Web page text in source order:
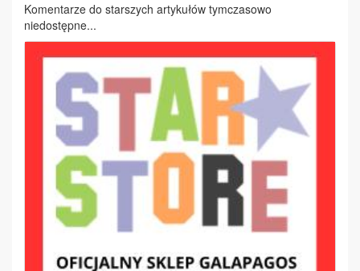
Komentarze do starszych artykułów tymczasowo
niedostępne...